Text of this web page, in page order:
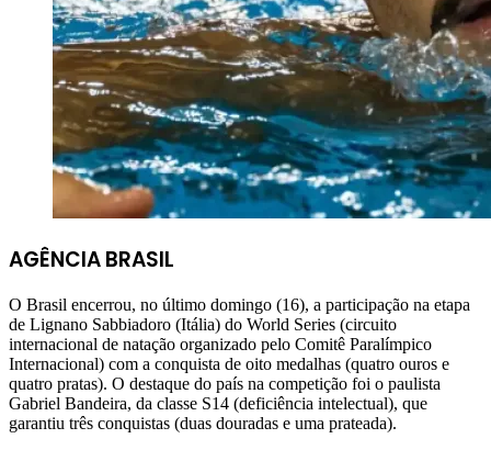
AGÊNCIA BRASIL
O Brasil encerrou, no último domingo (16), a participação na etapa
de Lignano Sabbiadoro (Itália) do World Series (circuito
internacional de natação organizado pelo Comitê Paralímpico
Internacional) com a conquista de oito medalhas (quatro ouros e
quatro pratas). O destaque do país na competição foi o paulista
Gabriel Bandeira, da classe S14 (deficiência intelectual), que
garantiu três conquistas (duas douradas e uma prateada).